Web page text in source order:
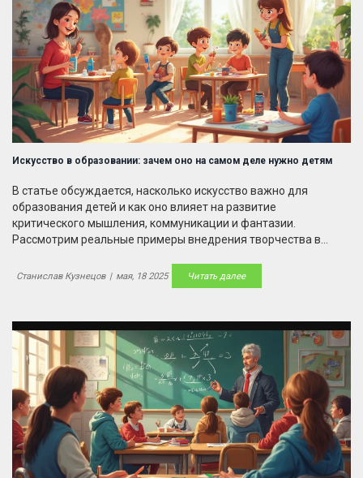
Искусство в образовании: зачем оно на самом деле нужно детям
В статье обсуждается, насколько искусство важно для
образования детей и как оно влияет на развитие
критического мышления, коммуникации и фантазии.
Рассмотрим реальные примеры внедрения творчества в
счет. Дадим практические советы для родителей, которые
хотят прививать интерес к искусству без скучных лекций.
не просто развлечение, а жизненно необходимый навык.
Станислав Кузнецов | мая, 18 2025 Читать далее